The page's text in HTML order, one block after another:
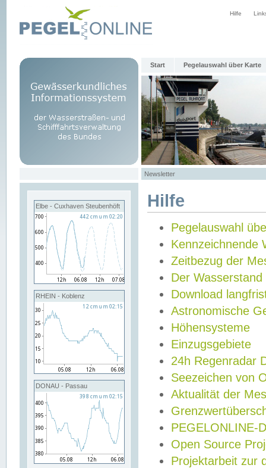
Hilfe
Start Pegelauswahl über Karte
Newsletter
Elbe - Cuxhaven Steubenhöft
RHEIN - Koblenz
DONAU - Passau
Hilfe
Pegelauswahl
Kennzeichnende
Zeitbezug der
Der Wasserstand
Download
Astronomische
Höhensysteme
Einzugsgebiete
24h Regenradar
Seezeichen von
Aktualität der
PEGELONLINE-
Open Source
Projektarbeit zur